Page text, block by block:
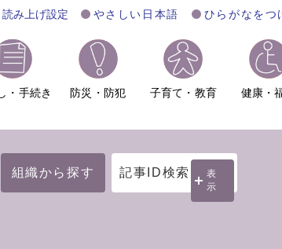
読み上げ設定 やさしい日本語 ひらがなをつ
・手続き 防災・防犯 子育て・教育 健康・
組織から探す 記事ID検索
表
示